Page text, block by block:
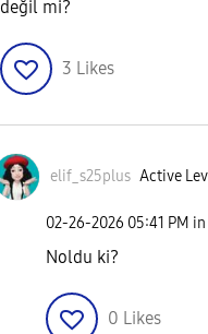
değil mi?
3 Likes
elif_s25plus Active
‎02-26-2026 05:41 PM in
Noldu ki?
0 Likes